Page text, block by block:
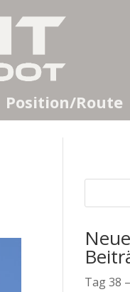
Position/Route
Tag 38